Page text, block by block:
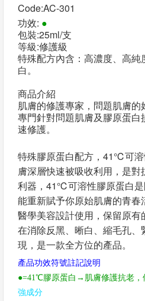
Code:AC-301
功效: ●
包裝:25ml/支
等級:修護級
特殊配方內含：高濃度、高
白。
商品介紹
肌膚的修護專家，問題肌膚的
專門針對問題肌膚及膠原蛋
速修護。
特殊膠原蛋白配方，41℃可
膚深層快速被吸收利用，是
利器，41℃可溶性膠原蛋白
能重新賦予你原始肌膚的青
醫學美容設計使用，保留原
在消除反黑、晰白、縮毛孔
現，是一款全方位的產品。
產品功效符號註記說明
●=41℃膠原蛋白→肌膚修護抗老，
強成分